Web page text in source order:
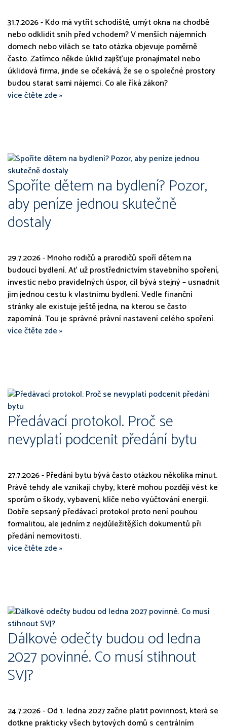
31.7.2026 - Kdo má vytřít schodiště, umýt okna na chodbě
nebo odklidit sníh před vchodem? V menších nájemních
domech nebo vilách se tato otázka objevuje poměrně
často. Zatímco někde úklid zajišťuje pronajímatel nebo
úklidová firma, jinde se očekává, že se o společné prostory
budou starat sami nájemci. Co ale říká zákon?
více čtěte zde »
Spoříte dětem na bydlení? Pozor,
aby peníze jednou skutečně
dostaly
29.7.2026 - Mnoho rodičů a prarodičů spoří dětem na
budoucí bydlení. Ať už prostřednictvím stavebního spoření,
investic nebo pravidelných úspor, cíl bývá stejný – usnadnit
jim jednou cestu k vlastnímu bydlení. Vedle finanční
stránky ale existuje ještě jedna, na kterou se často
zapomíná. Tou je správné právní nastavení celého spoření.
více čtěte zde »
Předávací protokol. Proč se
nevyplatí podcenit předání bytu
27.7.2026 - Předání bytu bývá často otázkou několika minut.
Právě tehdy ale vznikají chyby, které mohou později vést ke
sporům o škody, vybavení, klíče nebo vyúčtování energií.
Dobře sepsaný předávací protokol proto není pouhou
formalitou, ale jedním z nejdůležitějších dokumentů při
předání nemovitosti.
více čtěte zde »
Dálkové odečty budou od ledna
2027 povinné. Co musí stihnout
SVJ?
24.7.2026 - Od 1. ledna 2027 začne platit povinnost, která se
dotkne prakticky všech bytových domů s centrálním